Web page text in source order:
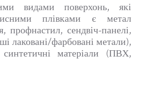
видами поверхонь, які
плівками є метал
профнастил, сендвіч-панелі,
лаковані/фарбовані метали),
матеріали (ПВХ,